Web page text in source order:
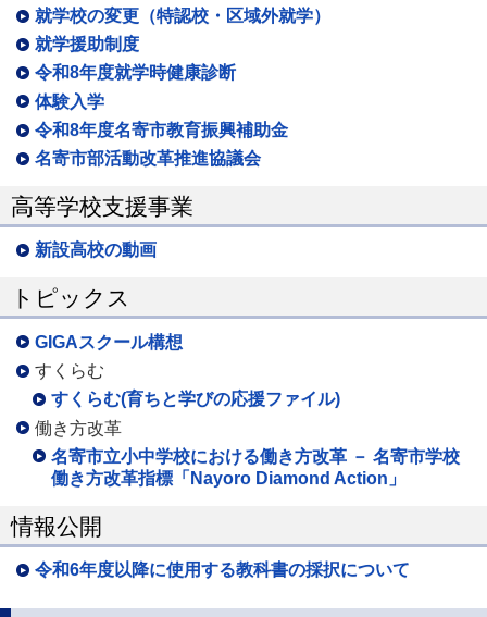
就学校の変更（特認校・区域外就学）
就学援助制度
令和8年度就学時健康診断
体験入学
令和8年度名寄市教育振興補助金
名寄市部活動改革推進協議会
高等学校支援事業
新設高校の動画
トピックス
GIGAスクール構想
すくらむ
すくらむ(育ちと学びの応援ファイル)
働き方改革
名寄市立小中学校における働き方改革 － 名寄市学校
働き方改革指標「Nayoro Diamond Action」
情報公開
令和6年度以降に使用する教科書の採択について